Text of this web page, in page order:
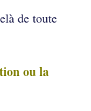
de toute
ou la